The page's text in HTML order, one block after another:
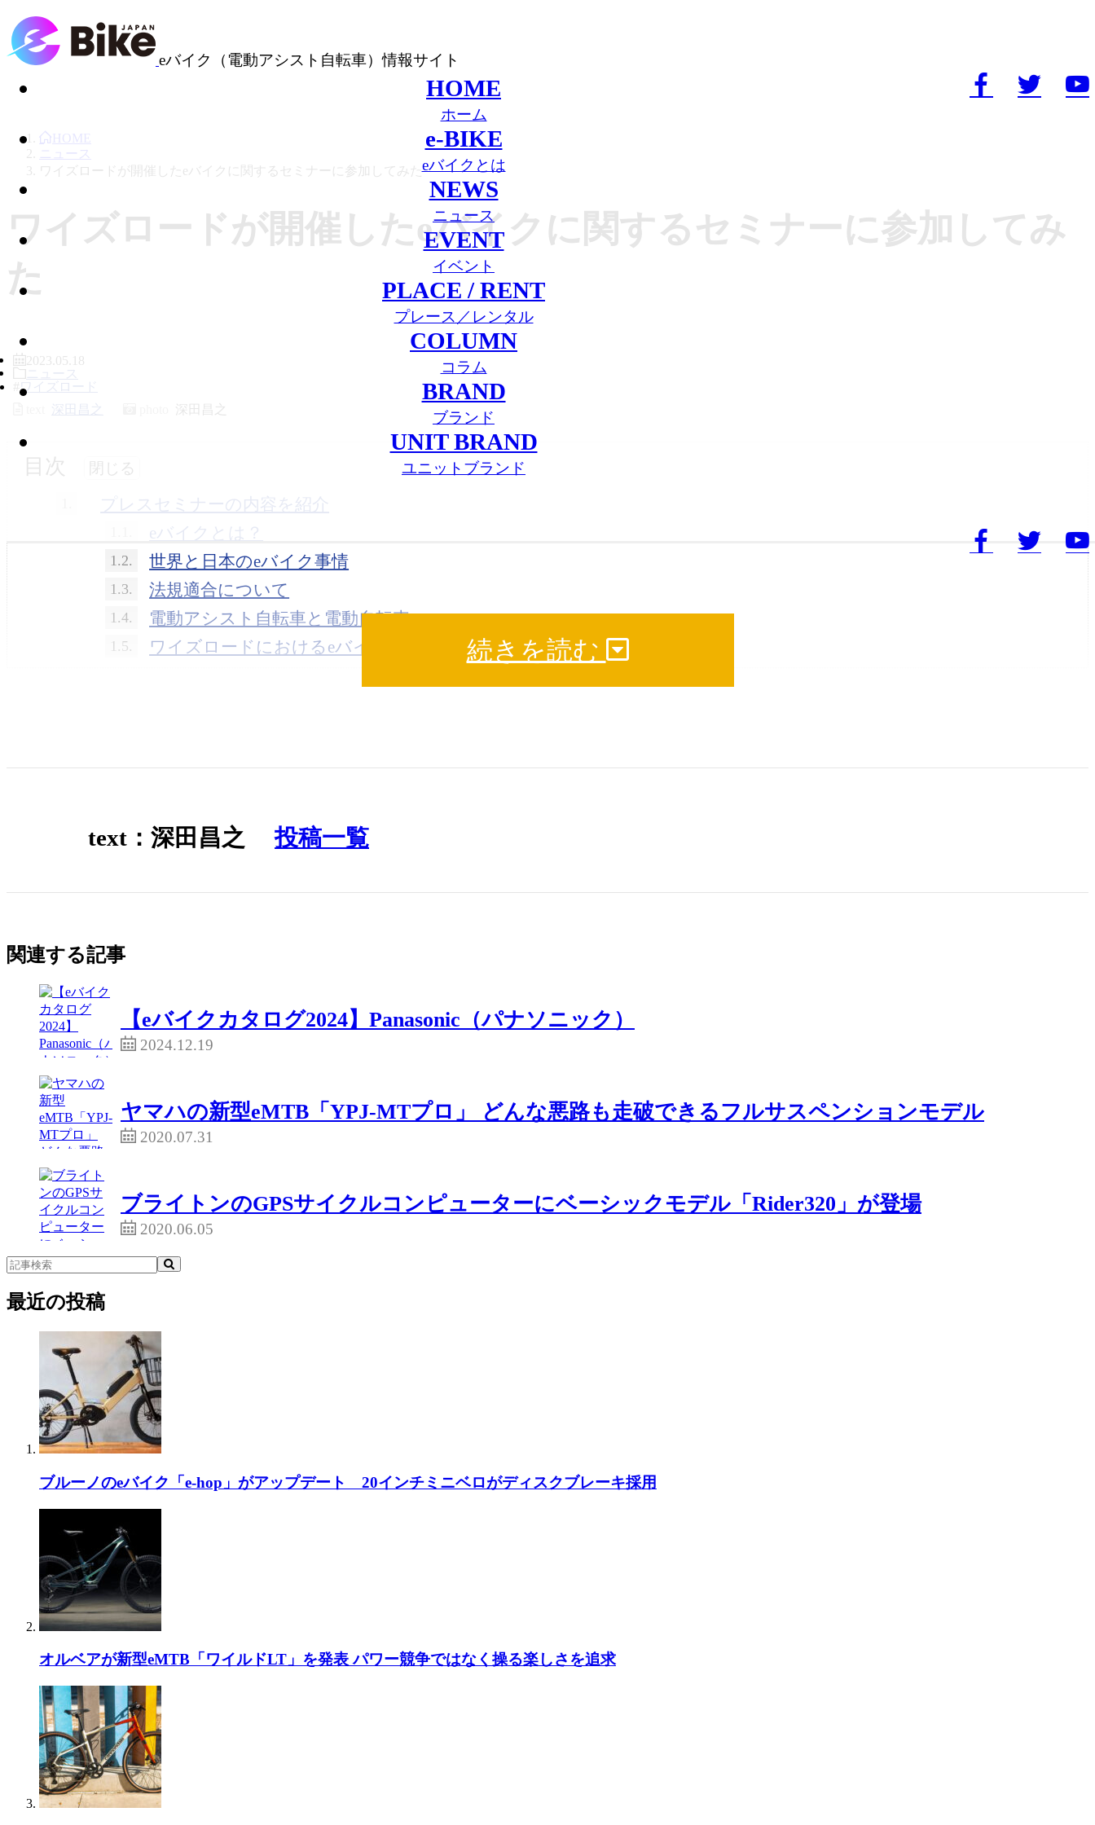
eバイク（電動アシスト自転車）情報サイト
HOME
ホーム
e-BIKE
eバイクとは
NEWS
ニュース
EVENT
イベント
PLACE / RENT
プレース／レンタル
COLUMN
コラム
BRAND
ブランド
UNIT BRAND
ユニットブランド
HOME
ニュース
ワイズロードが開催したeバイクに関するセミナーに参加してみた
ワイズロードが開催したeバイクに関するセミナーに参加してみ
た
2023.05.18
ニュース
#ワイズロード
深田昌之 深田昌之
目次
プレスセミナーの内容を紹介
eバイクとは？
1.2. 世界と日本のeバイク事情
1.3. 法規適合について
1.4. 電動アシスト自転車と電動自転車
1.5. ワイズロードにおけるeバイクの販売状況など
スポーツサイクル、eバイク（電動アシスト自転車）、各種用品、部品の販売からメンテナンスなど、自転車ラ
サイクルに関するスクールやセミナーも開催している。そして今回、街中で見かけることが増えてきたeバイク
スポーツサイクル専門店が開くeバイクのセミナーと聞くと、最新モデルの情報などが聞けるのかと思うところ
だが、今回はそういった内容ではない。
eバイクや電動アシスト自転車は着実に普及しているのだが、これらの電動車に対する「決まりごと」まではま
だまだ広まっていない。
そのため原付モーターサイクルに属する「電動自転車」や、アシスト比率が日本の法律にあわない「海外仕様の
eバイク」を、法規にあうeバイクや電動アシスト自転車と同じように乗ってしまう人もいる。
でも、こうした行為は道路交通法に反することなので運転車が罰せられることもあるし、事故を起こしてしま
った場合、法律に違反する乗り物では過失割合が高くなったり、障害保険等に加入していても適応されないリス
クがある。
そんなことから、いまeバイクを取り巻く状況に対して必要なのは、ユーザーにeバイクを正しく理解してもら
うことであると同時に、eバイクを報じる立場であるメディアもｅバイクについての正しい知識を持つ必要があ
るのだ。
そんなことからワイズロードでは、今回、eバイクに関するニュースを報じる機会が増えているメディアを対象
としたセミナーを開催したのである。
会場になったのは東京都港区新橋4-11-1 A-PLACE新橋にある「ワイズロード新橋店」
装着が努力義務となったヘルメット。OGKカブトやシマノが扱うレイザーといった高品質でスポーティなブラン
競技向きのサイクルジャージだけでなく、カジュアルながら本格的なサイクルウエアも扱う。こちらは人気の高
いカペルミュールのコーナー
続きを読む
text：深田昌之投稿一覧
関連する記事
【eバイクカタログ2024】Panasonic（パナソニック）
2024.12.19
ヤマハの新型eMTB「YPJ-MTプロ」 どんな悪路も走破できるフルサスペンションモデル
2020.07.31
ブライトンのGPSサイクルコンピューターにベーシックモデル「Rider320」が登場
2020.06.05
最近の投稿
ブルーノのeバイク「e-hop」がアップデート 20インチミニベロがディスクブレーキ採用
オルベアが新型eMTB「ワイルドLT」を発表 パワー競争ではなく操る楽しさを追求